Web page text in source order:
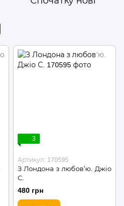
3
Артикул: 170595
З Лондона з любов’ю. Джіо
С.
480 грн